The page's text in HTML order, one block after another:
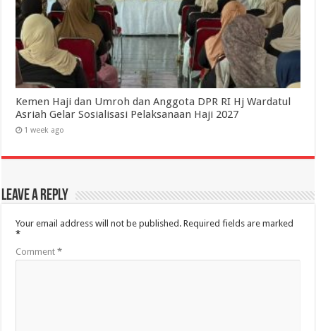
Kemen Haji dan Umroh dan Anggota DPR RI Hj Wardatul
Asriah Gelar Sosialisasi Pelaksanaan Haji 2027
1 week ago
Leave a Reply
Your email address will not be published. Required fields are marked
*
Comment*